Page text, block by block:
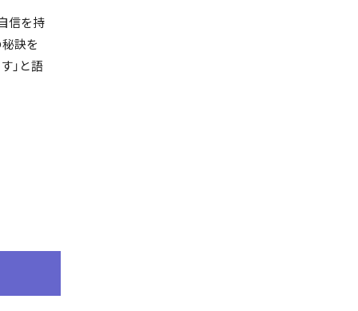
信を持
訣を
」と語